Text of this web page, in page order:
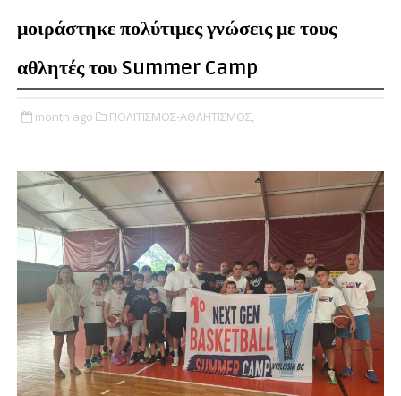
μοιράστηκε πολύτιμες γνώσεις με τους
αθλητές του Summer Camp
month ago ΠΟΛΙΤΙΣΜΟΣ-ΑΘΛΗΤΙΣΜΟΣ,